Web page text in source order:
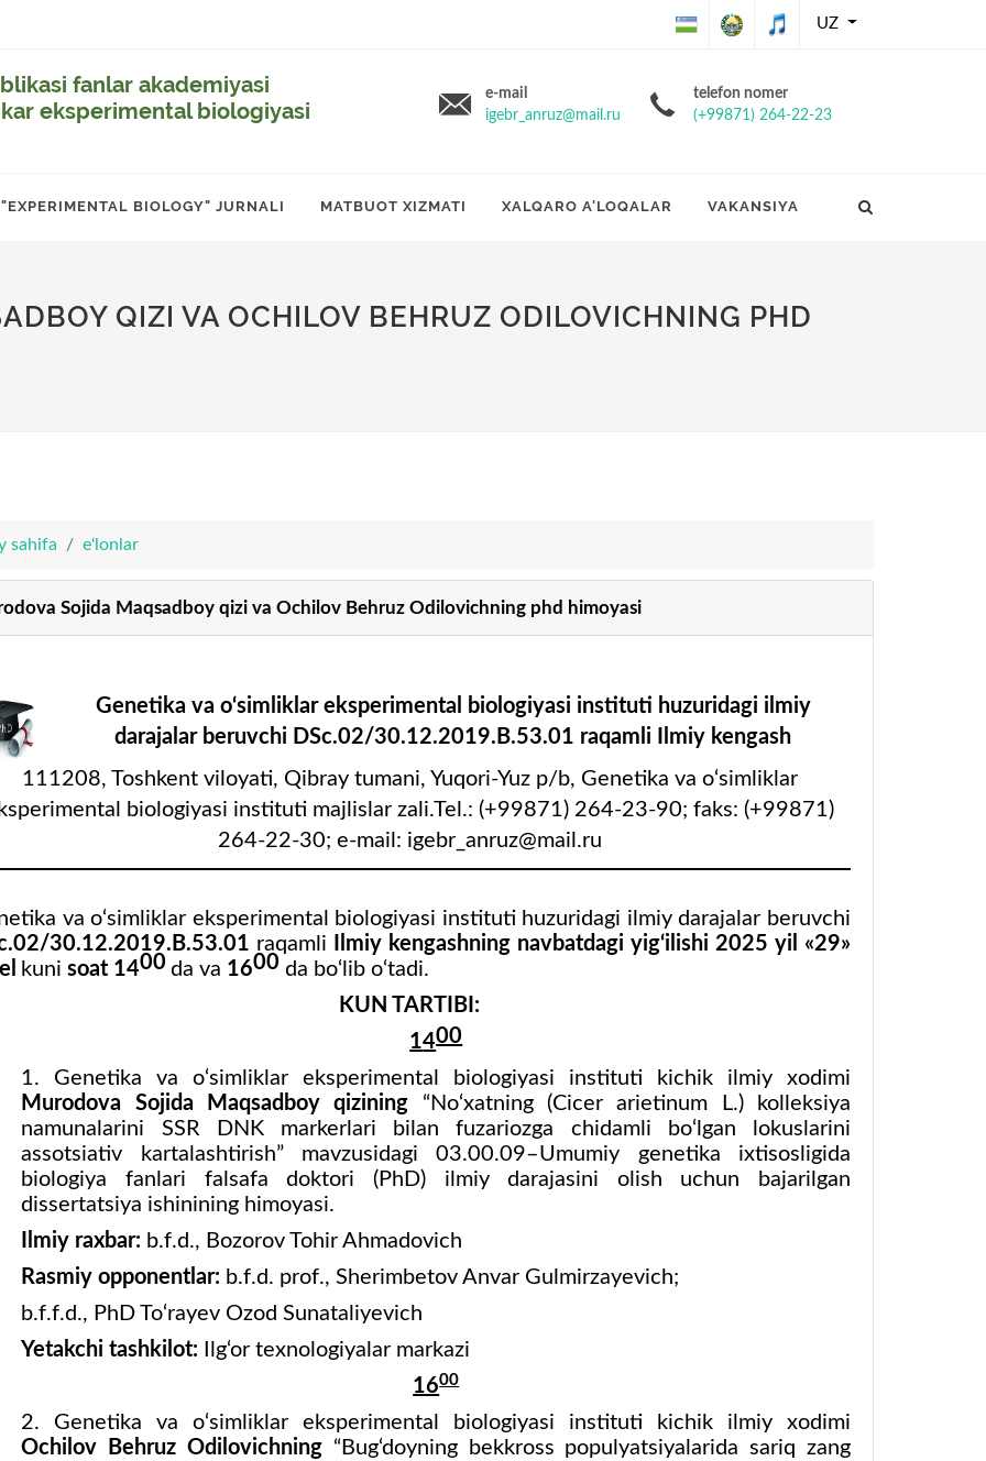
Respublikasining
RespublikasiRespublikasi
UZ
fanlar akademiyasi
eksperimental biologiyasi
e-mail
igebr_anruz@mail.ru
telefon nomer
(+99871) 264-22-23
"EXPERIMENTAL BIOLOGY" JURNALI MATBUOT XIZMATI XALQARO A'LOQALAR VAKANSIYA
QIZI VA OCHILOV BEHRUZ ODILOVICHNING PHD
sahifa e'lonlar
Sojida Maqsadboy qizi va Ochilov Behruz Odilovichning phd himoyasi
Genetika va o‘simliklar eksperimental biologiyasi instituti huzuridagi ilmiy
darajalar beruvchi DSc.02/30.12.2019.B.53.01 raqamli Ilmiy kengash
111208, Toshkent viloyati, Qibray tumani, Yuqori-Yuz p/b, Genetika va o‘simliklar
biologiyasi instituti majlislar zali.Tel.: (+99871) 264-23-90; faks: (+99871)
264-22-30; e-mail: igebr_anruz@mail.ru
va o‘simliklar eksperimental biologiyasi instituti huzuridagi ilmiy darajalar beruvchi
30.12.2019.B.53.01 raqamli Ilmiy kengashning navbatdagi yig‘ilishi 2025 yil «29»
kunisoat 1400 da va 1600 da bo‘lib o‘tadi.
KUN TARTIBI:
1400
1. Genetika va o‘simliklar eksperimental biologiyasi instituti kichik ilmiy xodimi
Murodova Sojida Maqsadboy qizining “No‘xatning (Cicer arietinum L.) kolleksiya
namunalarini SSR DNK markerlari bilan fuzariozga chidamli bo‘lgan lokuslarini
assotsiativ kartalashtirish” mavzusidagi 03.00.09–Umumiy genetika ixtisosligida
biologiya fanlari falsafa doktori (PhD) ilmiy darajasini olish uchun bajarilgan
dissertatsiya ishinining himoyasi.
Ilmiy raxbar: b.f.d., Bozorov Tohir Ahmadovich
Rasmiy opponentlar: b.f.d. prof., Sherimbetov Anvar Gulmirzayevich;
b.f.f.d., PhD To‘rayev Ozod Sunataliyevich
Yetakchi tashkilot: Ilg‘or texnologiyalar markazi
1600
2. Genetika va o‘simliklar eksperimental biologiyasi instituti kichik ilmiy xodimi
Ochilov Behruz Odilovichning “Bug‘doyning bekkross populyatsiyalarida sariq zang